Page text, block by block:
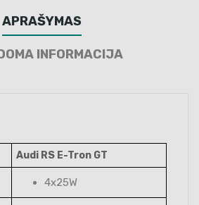
APRAŠYMAS
INFORMACIJA
Audi RS E-Tron GT
4x25W